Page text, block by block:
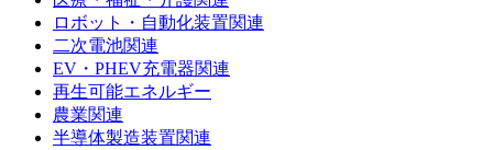
ロボット・自動化装置関連
二次電池関連
EV・PHEV充電器関連
再生可能エネルギー
農業関連
半導体製造装置関連